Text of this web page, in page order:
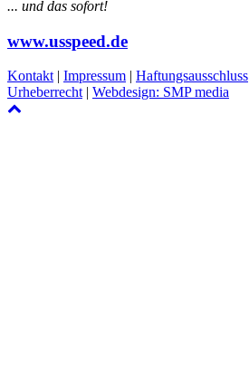
... und das sofort!
www.usspeed.de
Kontakt | Impressum | Haftungsausschluss
Urheberrecht | Webdesign: SMP media